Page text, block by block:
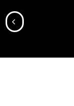
SIIRRY